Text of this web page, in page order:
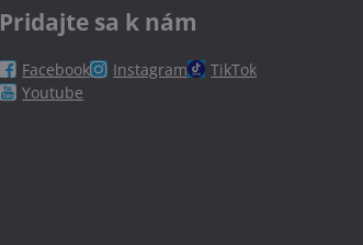
Pridajte sa k nám
Facebook Instagram
TikTok
Youtube